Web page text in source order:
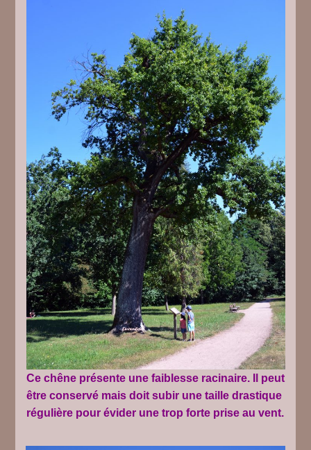
Ce chêne présente une faiblesse racinaire. Il peut
être conservé mais doit subir une taille drastique
régulière pour évider une trop forte prise au vent.